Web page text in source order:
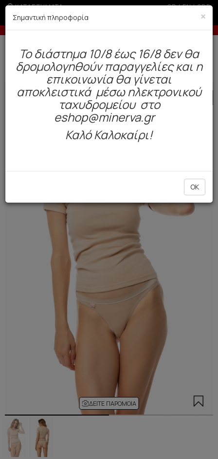
ΚΑΤΑΣΤΗΜΑΤΑ GR|EN|SRB
άνω των 200€ σε περίοδο εκπτώσεων Έως 6 άτοκες
Δωρεάν αποστολή άνω των 49€. Παράδοση σε 3-5 εργάσιμες.
Γυναίκα Εσώρουχα Everyday Φανελάκια
SALE
ΔΕΊΤΕ ΠΑΡΌΜΟΙΑ
×
Σημαντική πληροφορία
To διάστημα 10/8 έως 16/8 δεν θα
δρομολογηθούν παραγγελίες και η
επικοινωνία θα γίνεται
αποκλειστικά μέσω ηλεκτρονικού
ταχυδρομείου στο
eshop@minerva.gr
Καλό Καλοκαίρι!
OK